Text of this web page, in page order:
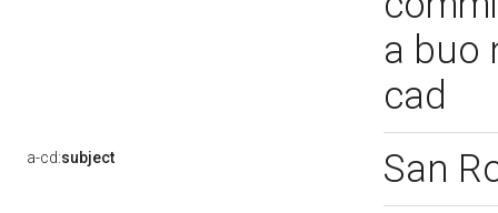
a buo
cad
a-cd:subject San